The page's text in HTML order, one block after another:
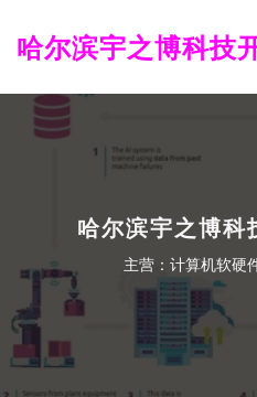
哈尔滨宇之博科技
哈尔滨宇之博科
主营：计算机软硬